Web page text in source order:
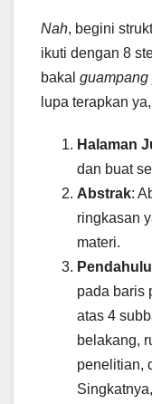
Nah, begini
ikuti dengan 8
bakal guampang
lupa terapkan
Halaman
dan buat
Abstrak:
ringkasan
materi.
pada baris
atas 4
belakang,
penelitian,